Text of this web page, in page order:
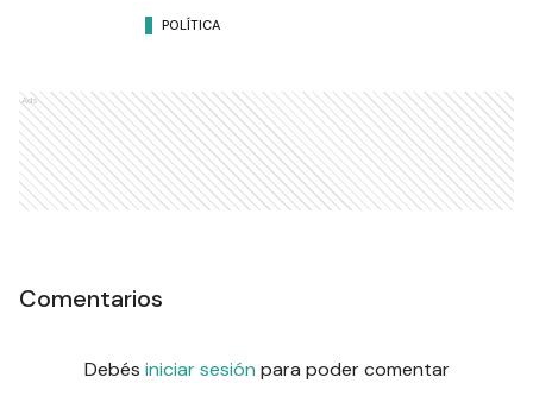
POLÍTICA
Ads
Comentarios
Debés iniciar sesión para poder comentar